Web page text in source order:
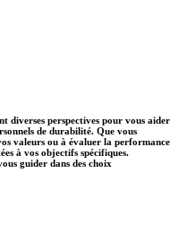
diverses perspectives pour vous aider
de durabilité. Que vous
valeurs ou à évaluer la performance
à vos objectifs spécifiques.
guider dans des choix